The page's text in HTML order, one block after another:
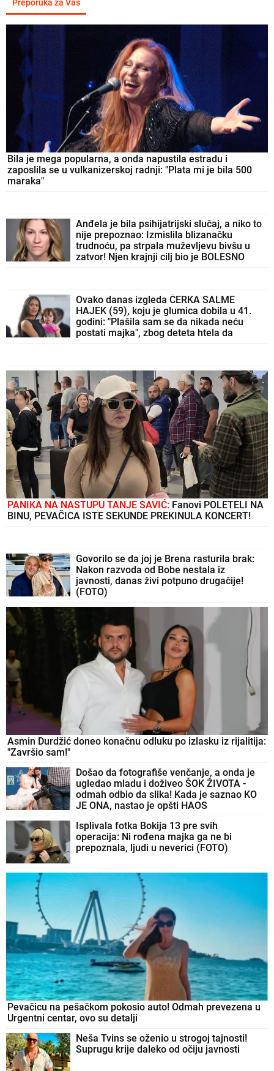
Preporuka za Vas
Bila je mega popularna, a onda napustila estradu i
zaposlila se u vulkanizerskoj radnji: "Plata mi je bila 500
maraka"
Anđela je bila psihijatrijski slučaj, a niko to
nije prepoznao: Izmislila blizanačku
trudnoću, pa strpala muževljevu bivšu u
zatvor! Njen krajnji cilj bio je BOLESNO
Ovako danas izgleda ĆERKA SALME
HAJEK (59), koju je glumica dobila u 41.
godini: "Plašila sam se da nikada neću
postati majka", zbog deteta htela da
PANIKA NA NASTUPU TANJE SAVIĆ: Fanovi POLETELI NA
BINU, PEVAČICA ISTE SEKUNDE PREKINULA KONCERT!
Govorilo se da joj je Brena rasturila brak:
Nakon razvoda od Bobe nestala iz
javnosti, danas živi potpuno drugačije!
(FOTO)
Asmin Durdžić doneo konačnu odluku po izlasku iz rijalitija:
"Završio sam!"
Došao da fotografiše venčanje, a onda je
ugledao mladu i doživeo ŠOK ŽIVOTA -
odmah odbio da slika! Kada je saznao KO
JE ONA, nastao je opšti HAOS
Isplivala fotka Bokija 13 pre svih
operacija: Ni rođena majka ga ne bi
prepoznala, ljudi u neverici (FOTO)
Pevačicu na pešačkom pokosio auto! Odmah prevezena u
Urgentni centar, ovo su detalji
Neša Tvins se oženio u strogoj tajnosti!
Suprugu krije daleko od očiju javnosti